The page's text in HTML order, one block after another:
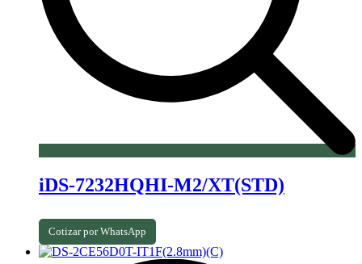
iDS-7232HQHI-M2/XT(STD)
Cotizar por WhatsApp